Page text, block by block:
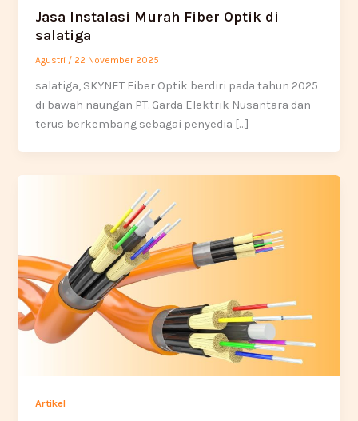
Jasa Instalasi Murah Fiber Optik di
salatiga
Agustri / 22 November 2025
salatiga, SKYNET Fiber Optik berdiri pada tahun 2025
di bawah naungan PT. Garda Elektrik Nusantara dan
terus berkembang sebagai penyedia […]
Artikel